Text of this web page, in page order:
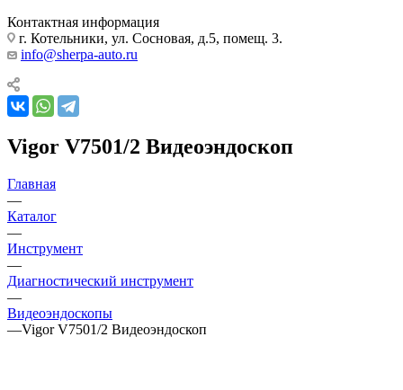
Контактная информация
г. Котельники, ул. Сосновая, д.5, помещ. 3.
info@sherpa-auto.ru
Vigor V7501/2 Видеоэндоскоп
Главная
—
Каталог
—
Инструмент
—
Диагностический инструмент
—
Видеоэндоскопы
—Vigor V7501/2 Видеоэндоскоп